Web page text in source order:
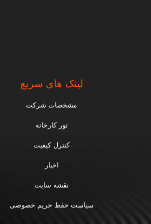
لینک های سریع
مشخصات شرکت
تور کارخانه
کنترل کیفیت
اخبار
نقشه سایت
سیاست حفظ حریم خصوصی